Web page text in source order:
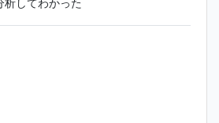
析してわかった